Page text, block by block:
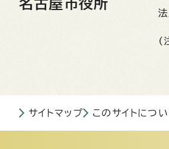
名古屋市役所
法
(
サイトマップ このサイトについ